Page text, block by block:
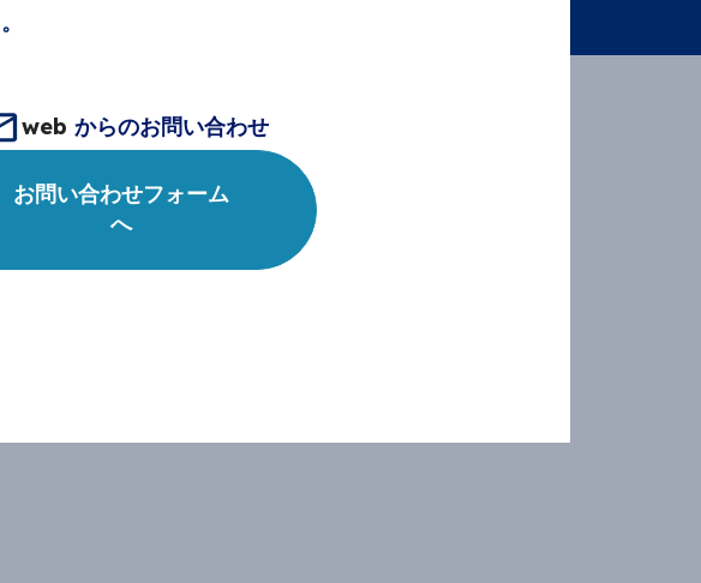
web からのお問い合わせ
お問い合わせフォーム
へ